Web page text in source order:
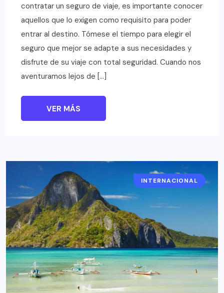
contratar un seguro de viaje, es importante conocer
aquellos que lo exigen como requisito para poder
entrar al destino. Tómese el tiempo para elegir el
seguro que mejor se adapte a sus necesidades y
disfrute de su viaje con total seguridad. Cuando nos
aventuramos lejos de […]
VER MÁS
INTERNACIONAL